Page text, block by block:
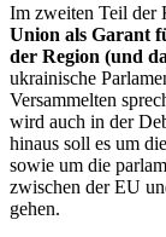
Im zweiten Teil der
Union als Garant
der Region (und
ukrainische
Versammelten
wird auch in der
hinaus soll es um
sowie um die
zwischen der EU
gehen.